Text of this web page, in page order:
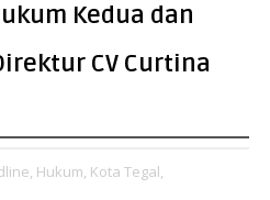
Kedua dan
CV Curtina
Hukum, Kota Tegal,